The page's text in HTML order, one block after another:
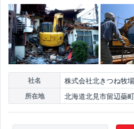
社名 株式会社北きつね牧場
所在地 北海道北見市留辺蘂